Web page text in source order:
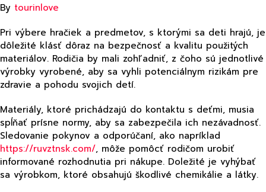
By tourinlove
Pri výbere hračiek a predmetov, s ktorými sa deti hrajú, je
dôležité klásť dôraz na bezpečnosť a kvalitu použitých
materiálov. Rodičia by mali zohľadniť, z čoho sú jednotlivé
výrobky vyrobené, aby sa vyhli potenciálnym rizikám pre
zdravie a pohodu svojich detí.
Materiály, ktoré prichádzajú do kontaktu s deťmi, musia
spĺňať prísne normy, aby sa zabezpečila ich nezávadnosť.
Sledovanie pokynov a odporúčaní, ako napríklad
https://ruvztnsk.com/, môže pomôcť rodičom urobiť
informované rozhodnutia pri nákupe. Doležité je vyhýbať
sa výrobkom, ktoré obsahujú škodlivé chemikálie a látky.